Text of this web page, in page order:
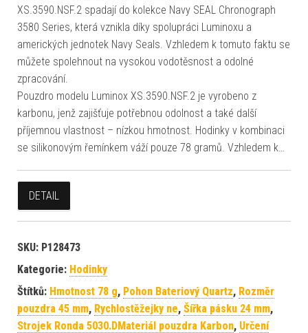
XS.3590.NSF.2 spadají do kolekce Navy SEAL Chronograph
3580 Series, která vznikla díky spolupráci Luminoxu a
amerických jednotek Navy Seals. Vzhledem k tomuto faktu se
můžete spolehnout na vysokou vodotěsnost a odolné
zpracování.
Pouzdro modelu Luminox XS.3590.NSF.2 je vyrobeno z
karbonu, jenž zajišťuje potřebnou odolnost a také další
příjemnou vlastnost – nízkou hmotnost. Hodinky v kombinaci
se silikonovým řemínkem váží pouze 78 gramů. Vzhledem k…
DETAIL
SKU: P128473
Kategorie: Hodinky
Štítků: Hmotnost 78 g, Pohon Bateriový Quartz, Rozměr
pouzdra 45 mm, Rychlostěžejky ne, Šířka pásku 24 mm,
Strojek Ronda 5030.DMateriál pouzdra Karbon, Určení